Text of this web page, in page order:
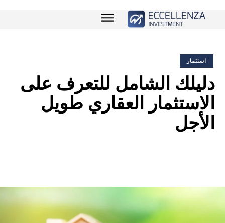
استثمار
دليلك الشامل للتعرف على
الاستثمار العقاري طويل
الأجل